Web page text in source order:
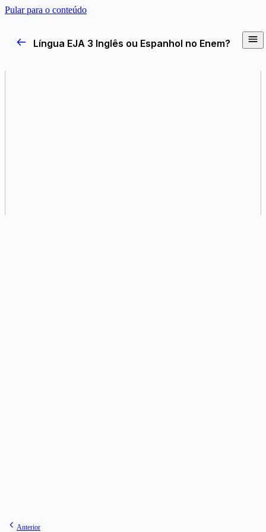
Pular para o conteúdo
Língua EJA 3 Inglês ou Espanhol no Enem?
Anterior